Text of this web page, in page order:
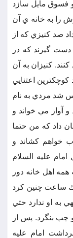
و فسوق مايل سازد
را به خانه ي آن
صد كنيزي كه از
دست گيرند كه در
كنيزان به آن
اعتنايي
شد مردي به نام
آواز مي خواند و
داد كه من حتما
خواهم كشاند و
عليه السلام
اهل خانه دور
ساعت چنين كرد
به او ندارد حتي
چپ بنگرد. پس از
امام عليه